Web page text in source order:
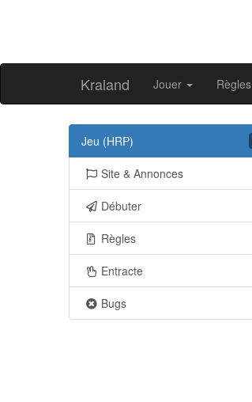
Kraland Jouer Règles
Jeu (HRP)
Site & Annonces
Débuter
Règles
Entracte
Bugs